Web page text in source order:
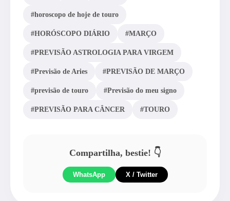
#horoscopo de hoje de touro
#HORÓSCOPO DIÁRIO #MARÇO
#PREVISÃO ASTROLOGIA PARA VIRGEM
#Previsão de Aries #PREVISÃO DE MARÇO
#previsão de touro #Previsão do meu signo
#PREVISÃO PARA CÂNCER #TOURO
Compartilha, bestie! 👇
WhatsApp X / Twitter